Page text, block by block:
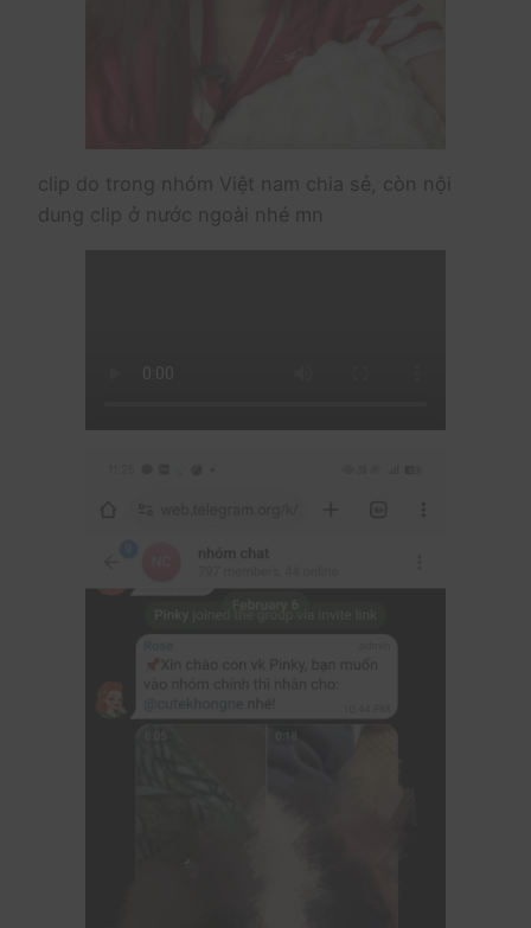
clip do trong nhóm Việt nam chia sẻ, còn nội
dung clip ở nước ngoài nhé mn